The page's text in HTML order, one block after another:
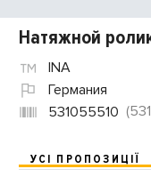
Натяжной
INA
Германия
531055510
УСІ ПРОПОЗИЦІЇ